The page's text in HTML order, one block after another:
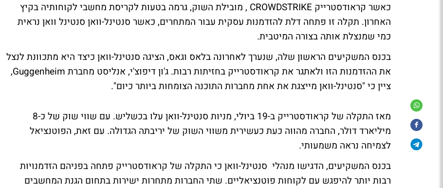
כאשר קראודסטרייק CROWDSTRIKE , מובילת השוק, גרמה בטעות לקריסת מחשבי לקוחותיה בקיץ
האחרון. תקלה זו פתחה דלת להזדמנות עסקית עבור המתחרים, כאשר סנטינל-וואן סנטינל וואן נראית
כמי שמנצלת אותה בצורה המיטבית.
בכנס המשקיעים הראשון שלה, שנערך לאחרונה בלאס וגאס, הציגה סנטינל-וואן כיצד היא מתכוונת לנצל
את ההזדמנות הזו ולאתגר את קראודסטרייק בחזיתות רבות. ג'ון דיפוצ'י, אנליסט מחברת Guggenheim,
ציין כי "סנטינל-וואן מייצגת את אחת מחברות התוכנה הצומחות ביותר כיום".
מאז התקלה של קראודסטרייק ב-19 ביולי, מניות סנטינל-וואן עלו בכשליש. עם שווי שוק של כ-8
מיליארד דולר, החברה מהווה כעת כעשירית משווי השוק של יריבתה הגדולה. עם זאת, הפוטנציאל
לצמיחה נראה משמעותי.
בכנס המשקיעים, הדגישו מנהלי סנטינל-וואן כי התקלה של קראודסטרייק פתחה בפניהם הזדמנויות
רבות יותר להיפגש עם לקוחות פוטנציאליים. שתי החברות מתחרות ישירות בתחום הגנת המחשבים